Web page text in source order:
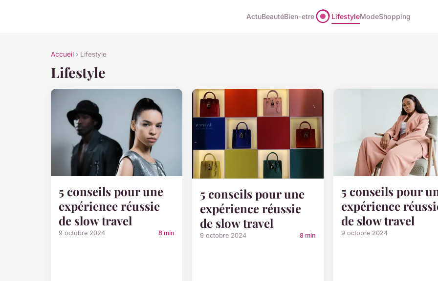
ActuBeautéBien-etre LifestyleModeShopping
Accueil › Lifestyle
Lifestyle
5 conseils pour une
expérience réussie
de slow travel
9 octobre 2024 8 min
5 conseils pour une
expérience réussie
de slow travel
9 octobre 2024 8 min
5 conseils pour
expérience
de slow travel
9 octobre 2024